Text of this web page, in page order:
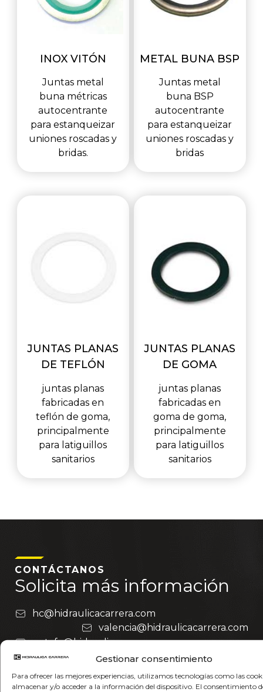
Gestionar consentimiento
Para ofrecer las mejores experiencias, utilizamos tecnologías como las
almacenar y/o acceder a la información del dispositivo. El consentimiento
INOX VITÓN
Juntas metal
buna métricas
autocentrante
para estanqueizar
uniones roscadas y
bridas.
METAL BUNA BSP
Juntas metal
buna BSP
autocentrante
para estanqueizar
uniones roscadas y
bridas
JUNTAS PLANAS
DE TEFLÓN
juntas planas
fabricadas en
teflón de goma,
principalmente
para latiguillos
sanitarios
JUNTAS PLANAS
DE GOMA
juntas planas
fabricadas en
goma de goma,
principalmente
para latiguillos
sanitarios
CONTÁCTANOS
Solicita más información
hc@hidraulicacarrera.com
valencia@hidraulicacarrera.com
getafe@hidraulicacarrera.com